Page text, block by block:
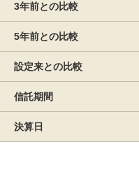
3年前との比較
5年前との比較
設定来との比較
信託期間
決算日